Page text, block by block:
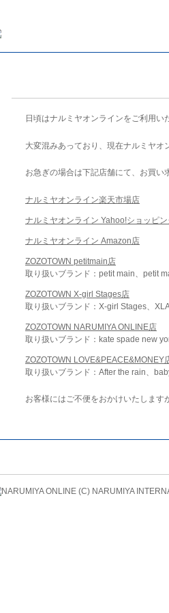
日頃はナルミヤオンラインをご利用い
大変混みあっており、現在ナルミヤオ
お急ぎの場合は下記店舗にて、お買い
ナルミヤオンライン楽天市場店
ナルミヤオンライン Yahoo!ショッピ
ナルミヤオンライン Amazon店
ZOZOTOWN petitmain店
取り扱いブランド：petit main、petit
ZOZOTOWN X-girl Stages店
取り扱いブランド：X-girl Stages、
ZOZOTOWN NARUMIYA ONLINE店
取り扱いブランド：kate spade new
ZOZOTOWN LOVE&PEACE&MONEY
取り扱いブランド：After the rain、
お客様にはご不便をおかけいたします